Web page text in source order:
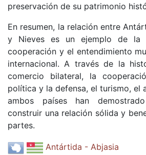
preservación de su patrimonio
En resumen, la relación entre
y Nieves es un ejemplo de la
cooperación y el entendimiento
internacional. A través de la
comercio bilateral, la
política y la defensa, el turismo, el
ambos países han
construir una relación sólida y
partes.
Antártida - Abjasia